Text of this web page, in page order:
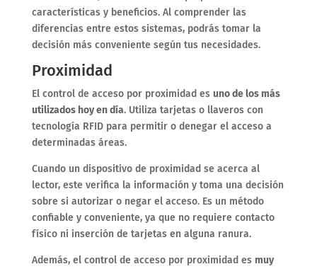
características y beneficios. Al comprender las
diferencias entre estos sistemas, podrás tomar la
decisión más conveniente según tus necesidades.
Proximidad
El control de acceso por proximidad es uno de los más
utilizados hoy en día. Utiliza tarjetas o llaveros con
tecnología RFID para permitir o denegar el acceso a
determinadas áreas.
Cuando un dispositivo de proximidad se acerca al
lector, este verifica la información y toma una decisión
sobre si autorizar o negar el acceso. Es un método
confiable y conveniente, ya que no requiere contacto
físico ni inserción de tarjetas en alguna ranura.
Además, el control de acceso por proximidad es muy